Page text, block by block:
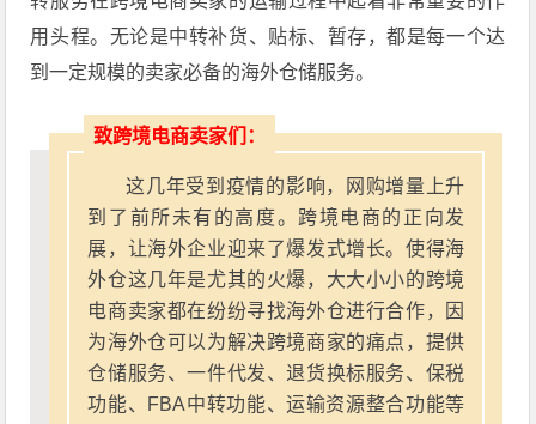
用头程。无论是中转补货、贴标、暂存，都是每一个达
到一定规模的卖家必备的海外仓储服务。
致跨境电商卖家们：
这几年受到疫情的影响，网购增量上升
到了前所未有的高度。跨境电商的正向发
展，让海外企业迎来了爆发式增长。使得海
外仓这几年是尤其的火爆，大大小小的跨境
电商卖家都在纷纷寻找海外仓进行合作，因
为海外仓可以为解决跨境商家的痛点，提供
仓储服务、一件代发、退货换标服务、保税
功能、FBA中转功能、运输资源整合功能等